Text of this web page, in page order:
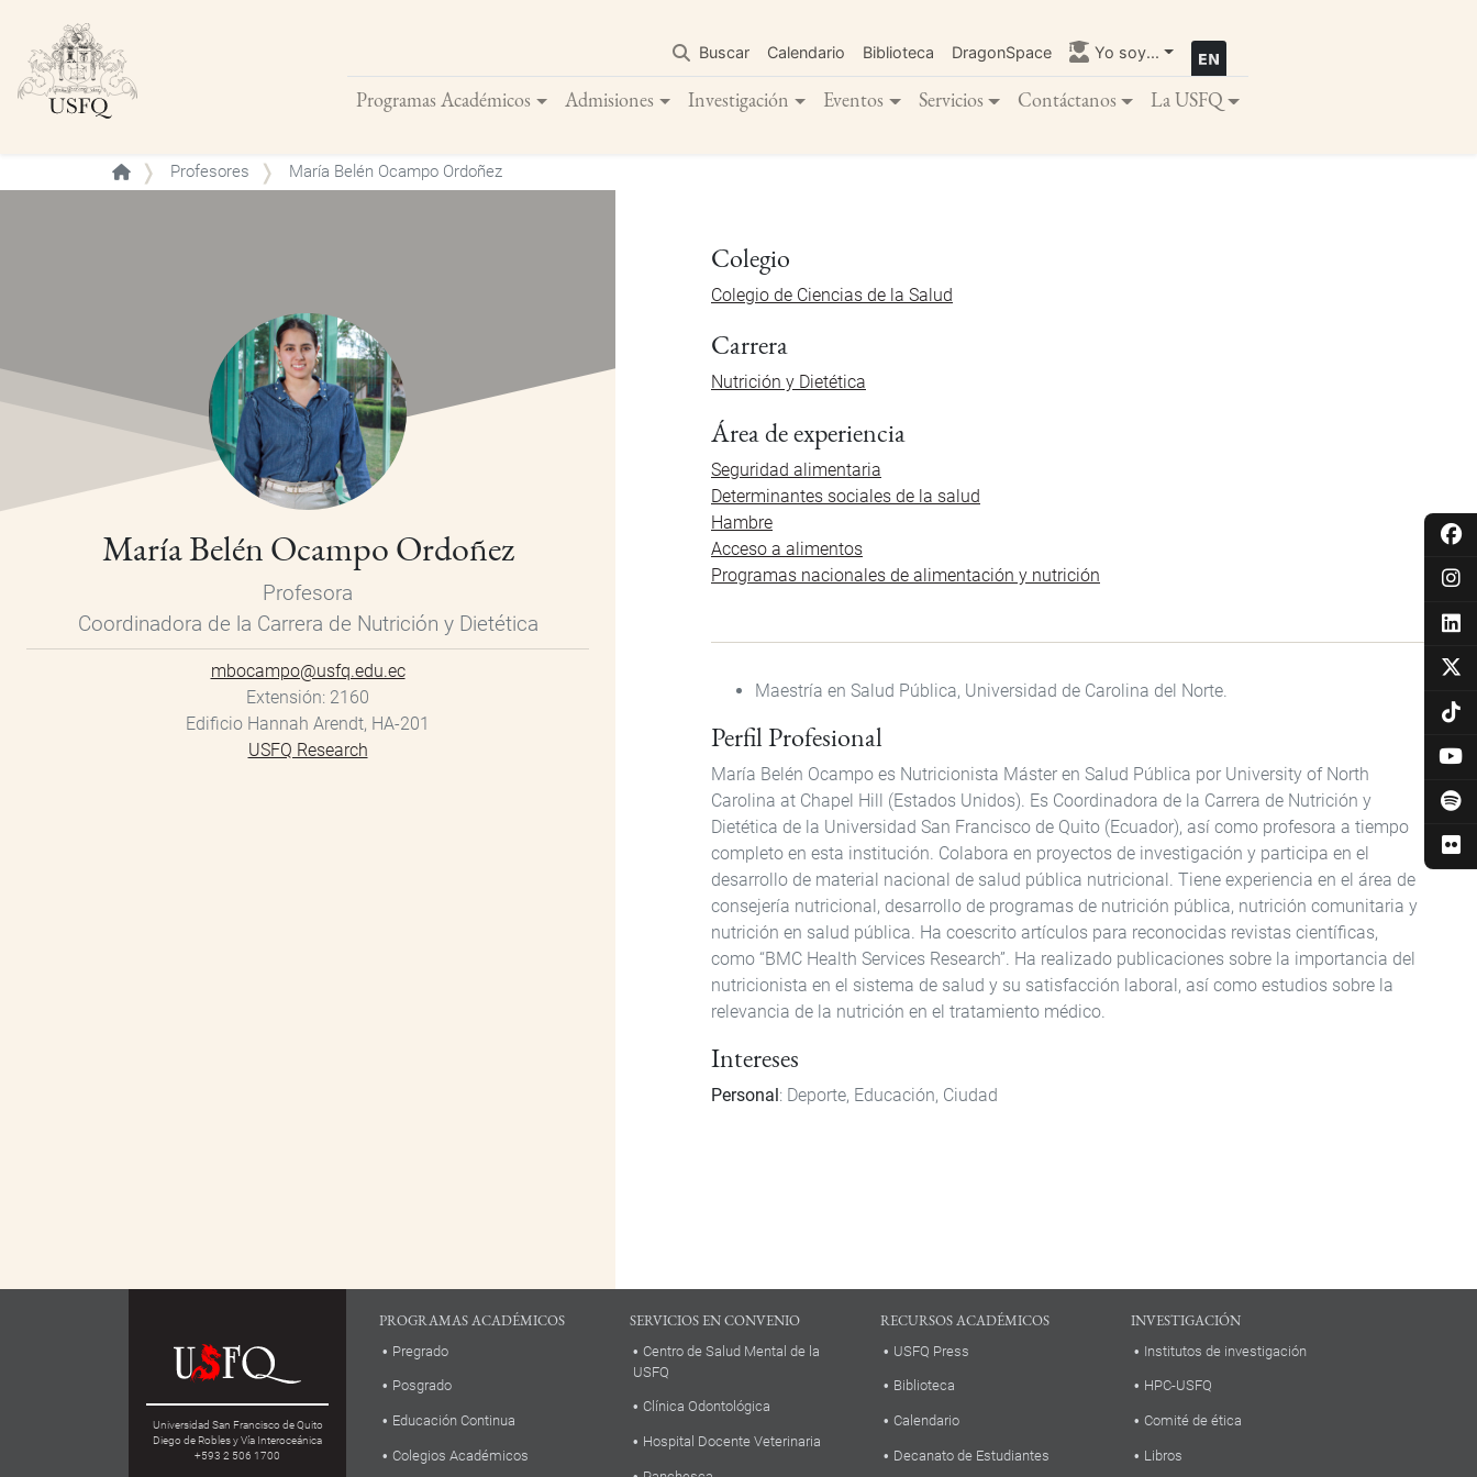
contenido
principal
Buscar Calendario Biblioteca DragonSpace Yo soy...
Programas Académicos Admisiones Investigación Eventos Servicios Contáctanos La USFQ
Buscar
Profesores María Belén Ocampo Ordoñez
María Belén Ocampo Ordoñez
Profesora
Coordinadora de la Carrera de Nutrición y Dietética
mbocampo@usfq.edu.ec
Extensión 2160
Edificio Hannah Arendt, HA-201
USFQ Research
Colegio
Colegio de Ciencias de la Salud
Carrera
Nutrición y Dietética
Área de experiencia
Seguridad alimentaria
Determinantes sociales de la salud
Hambre
Acceso a alimentos
Programas nacionales de alimentación y nutrición
Maestría en Salud Pública, Universidad de Carolina del Norte.
Perfil Profesional
María Belén Ocampo es Nutricionista Máster en Salud Pública por University of North
Carolina at Chapel Hill (Estados Unidos). Es Coordinadora de la Carrera de Nutrición y
Dietética de la Universidad San Francisco de Quito (Ecuador), así como profesora a tiempo
completo en esta institución. Colabora en proyectos de investigación y participa en el
desarrollo de material nacional de salud pública nutricional. Tiene experiencia en el área de
consejería nutricional, desarrollo de programas de nutrición pública, nutrición comunitaria y
nutrición en salud pública. Ha coescrito artículos para reconocidas revistas científicas,
como “BMC Health Services Research”. Ha realizado publicaciones sobre la importancia del
nutricionista en el sistema de salud y su satisfacción laboral, así como estudios sobre la
relevancia de la nutrición en el tratamiento médico.
Intereses
Personal: Deporte, Educación, Ciudad
Universidad San Francisco de Quito
Diego de Robles y Vía Interoceánica
+593 2 506 1700
PROGRAMAS ACADÉMICOS
Pregrado
Posgrado
Educación Continua
Colegios Académicos
SERVICIOS EN CONVENIO
Centro de Salud Mental de la
USFQ
Clínica Odontológica
Hospital Docente Veterinaria
RECURSOS ACADÉMICOS
USFQ Press
Biblioteca
Calendario
Decanato de Estudiantes
INVESTIGACIÓN
Institutos de investigación
HPC-USFQ
Comité de ética
Libros